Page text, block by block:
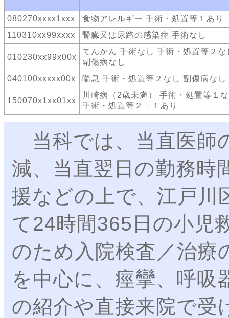
080270xxxx1xxx
食物アレルギー 手術・処置等１あり
110310xx99xxxx
腎臓又は尿路の感染症 手術なし
010230xx99x00x
てんかん 手術なし 手術・処置等２な
副傷病なし
040100xxxxx00x
喘息 手術・処置等２なし 副傷病なし
150070x1xx01xx
川崎病（2歳未満） 手術・処置等１
手術・処置等２－１あり
当科では、当直医師
減、当直翌日の勤務時
援などの上で、江戸川
て24時間365日の小児
のため入院検査／治療
を中心に、痙攣、呼吸
の紹介や直接来院で受